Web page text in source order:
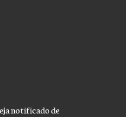
notificado de